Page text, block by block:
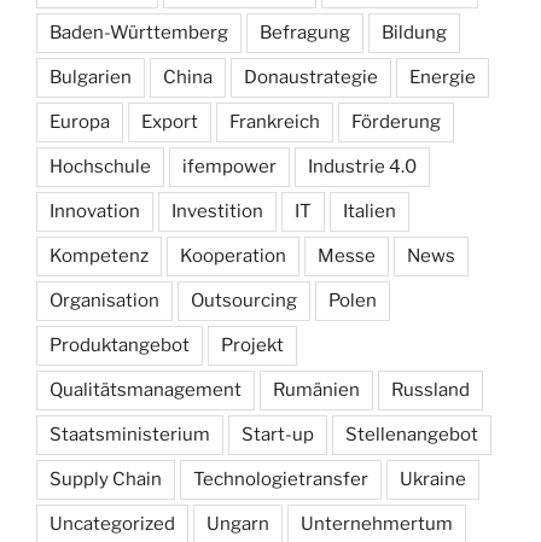
Baden-Württemberg Befragung Bildung
Bulgarien China Donaustrategie Energie
Europa Export Frankreich Förderung
Hochschule ifempower Industrie 4.0
Innovation Investition IT Italien
Kompetenz Kooperation Messe News
Organisation Outsourcing Polen
Produktangebot Projekt
Qualitätsmanagement Rumänien Russland
Staatsministerium Start-up Stellenangebot
Supply Chain Technologietransfer Ukraine
Uncategorized Ungarn Unternehmertum